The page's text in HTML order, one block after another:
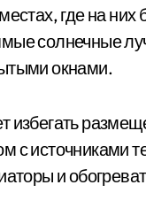
где на них
солнечные
окнами.
избегать
с источниками
и